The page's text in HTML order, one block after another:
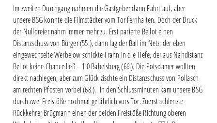
Im zweiten Durchgang nahmen die Gastgeber dann Fahrt auf, aber
unsere BSG konnte die Filmstädter vom Tor fernhalten. Doch der Druck
der Nulldreier nahm immer mehr zu. Erst parierte Bellot einen
Distanzschuss von Bürger (55.), dann lag der Ball im Netz: der eben
eingewechselte Werbelow schickte Frahn in die Tiefe, der aus Nahdistanz
Bellot keine Chance ließ – 1:0 Babelsberg (66.). Die Potsdamer wollten
direkt nachlegen, aber zum Glück zischte ein Distanzschuss von Pollasch
am rechten Pfosten vorbei (68.). In den Schlussminuten kam unsere BSG
durch zwei Freistöße nochmal gefährlich vors Tor. Zuerst schlenzte
Rückkehrer Brügmann einen der beiden Freistöße Richtung oberen